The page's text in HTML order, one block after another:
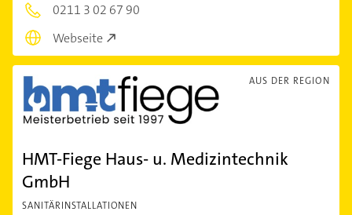
0211 3 02 67 90
Webseite
AUS DER REGION
HMT-Fiege Haus- u. Medizintechnik
GmbH
SANITÄRINSTALLATIONEN